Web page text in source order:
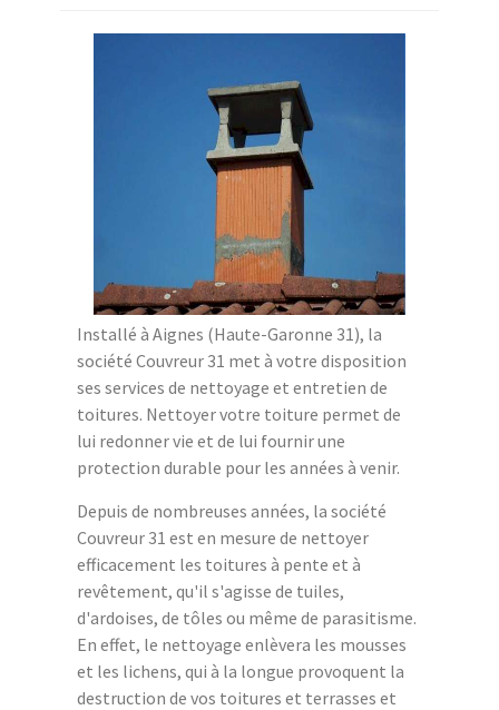
Installé à Aignes (Haute-Garonne 31), la
société Couvreur 31 met à votre disposition
ses services de nettoyage et entretien de
toitures. Nettoyer votre toiture permet de
lui redonner vie et de lui fournir une
protection durable pour les années à venir.
Depuis de nombreuses années, la société
Couvreur 31 est en mesure de nettoyer
efficacement les toitures à pente et à
revêtement, qu'il s'agisse de tuiles,
d'ardoises, de tôles ou même de parasitisme.
En effet, le nettoyage enlèvera les mousses
et les lichens, qui à la longue provoquent la
destruction de vos toitures et terrasses et